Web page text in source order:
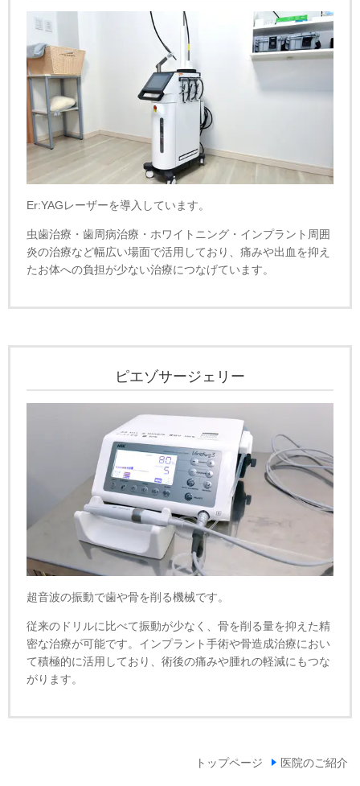
Er:YAGレーザーを導入しています。
虫歯治療・歯周病治療・ホワイトニング・インプラント周囲
炎の治療など幅広い場面で活用しており、痛みや出血を抑え
たお体への負担が少ない治療につなげています。
ピエゾサージェリー
超音波の振動で歯や骨を削る機械です。
従来のドリルに比べて振動が少なく、骨を削る量を抑えた精
密な治療が可能です。インプラント手術や骨造成治療におい
て積極的に活用しており、術後の痛みや腫れの軽減にもつな
がります。
トップページ 医院のご紹介